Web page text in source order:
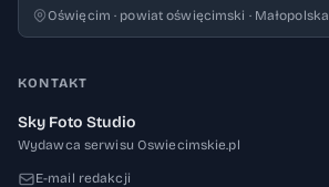
Oświęcim · powiat oświęcimski · Małopolska
KONTAKT
Sky Foto Studio
Wydawca serwisu Oswiecimskie.pl
E-mail redakcji